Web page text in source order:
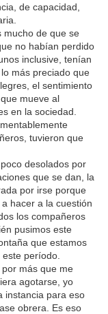
de capacidad,
mucho de que se
no habían perdido
inclusive, tenían
más preciado que
el sentimiento
mueve al
en la sociedad.
tuvieron que
desolados por
que se dan, la
por irse porque
hacer a la cuestión
los compañeros
pusimos este
que estamos
período.
más que me
agotarse, yo
instancia para eso
obrera. Es eso